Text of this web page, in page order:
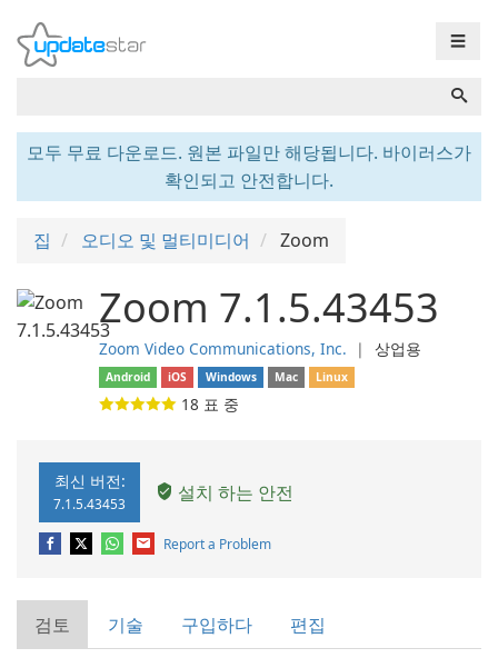
☰
모두 무료 다운로드. 원본 파일만 해당됩니다. 바이러스가
확인되고 안전합니다.
집 오디오 및 멀티미디어 Zoom
Zoom 7.1.5.43453
Zoom Video Communications, Inc. ❘ 상업용
Android iOS Windows Mac Linux
18 표 중
최신 버전:
7.1.5.43453 설치 하는 안전
Report a Problem
검토 기술 구입하다 편집